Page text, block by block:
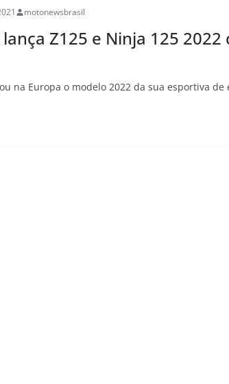
motonewsbrasil
Z125 e Ninja 125
na Europa o modelo 2022 da sua esportiva